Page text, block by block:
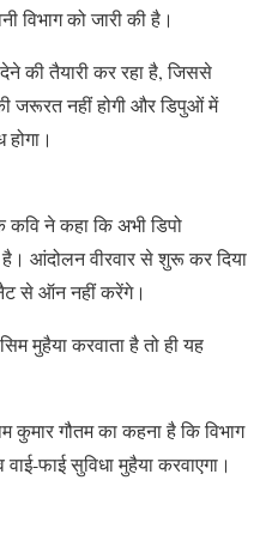
विभाग को जारी की है।
की तैयारी कर रहा है, जिससे
जरूरत नहीं होगी और डिपुओं में
ने कहा कि अभी डिपो
है। आंदोलन वीरवार से शुरू कर दिया
से ऑन नहीं करेंगे।
मुहैया करवाता है तो ही यह
कुमार गौतम का कहना है कि विभाग
फाई सुविधा मुहैया करवाएगा।